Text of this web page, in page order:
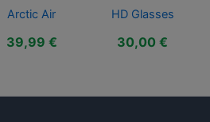
Arctic Air
39,99 €
HD Glasses
30,00€